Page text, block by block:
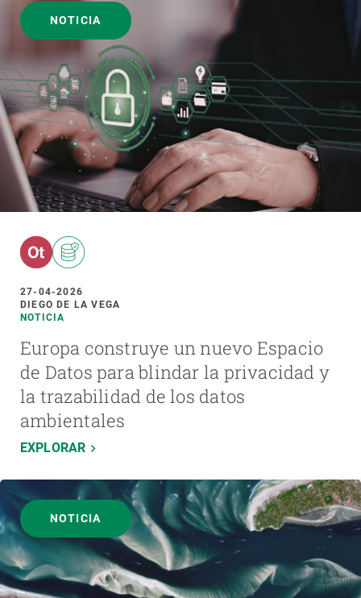
NOTICIA
27-04-2026
DIEGO DE LA VEGA
NOTICIA
Europa construye un nuevo Espacio
de Datos para blindar la privacidad y
la trazabilidad de los datos
ambientales
EXPLORAR
NOTICIA